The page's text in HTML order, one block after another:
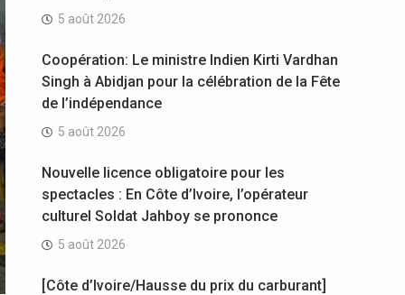
5 août 2026
Coopération: Le ministre Indien Kirti Vardhan
Singh à Abidjan pour la célébration de la Fête
de l’indépendance
5 août 2026
Nouvelle licence obligatoire pour les
spectacles : En Côte d’Ivoire, l’opérateur
culturel Soldat Jahboy se prononce
5 août 2026
[Côte d’Ivoire/Hausse du prix du carburant]